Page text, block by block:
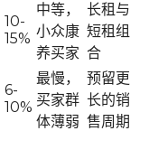
10-
15%
中等，
小众康
养买家
长租与
短租组
合
6-
10%
最慢，
买家群
体薄弱
预留更
长的销
售周期